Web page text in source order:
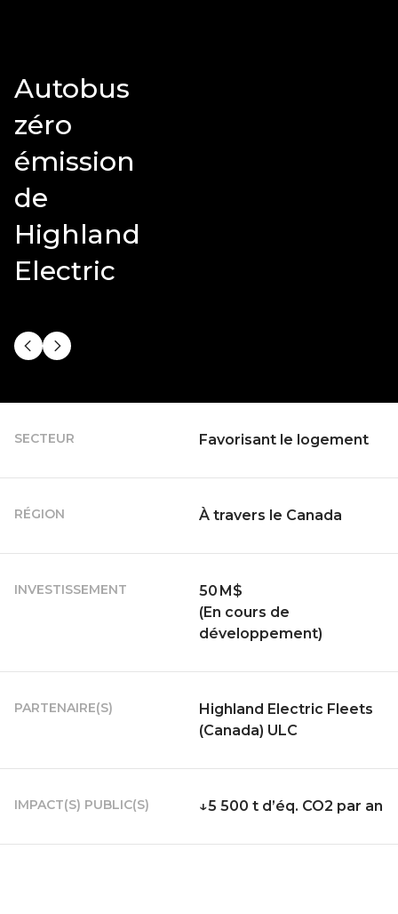
Autobus
zéro
émission
de
Highland
Electric
SECTEUR Favorisant le logement
RÉGION À travers le Canada
INVESTISSEMENT
50 M$
(En cours de
développement)
PARTENAIRE(S)
Highland Electric Fleets
(Canada) ULC
IMPACT(S) PUBLIC(S) ↓5 500 t d’éq. CO2 par an